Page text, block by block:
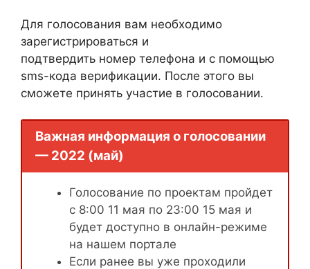
Для голосования вам необходимо
зарегистрироваться и
подтвердить номер телефона и с помощью
sms-кода верификации. После этого вы
сможете принять участие в голосовании.
Важная информация о голосовании
— 2022 (май)
Голосование по проектам пройдет
с 8:00 11 мая по 23:00 15 мая и
будет доступно в онлайн-режиме
на нашем портале
Если ранее вы уже проходили